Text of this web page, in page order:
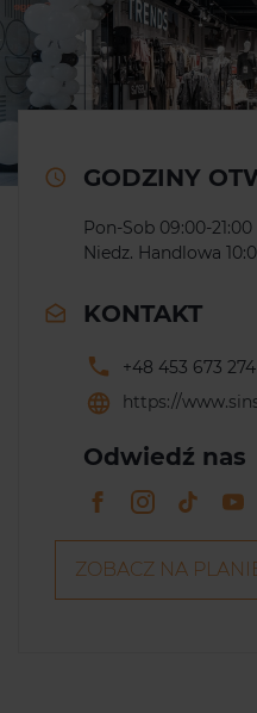
GODZINY
Pon-Sob 09:00-21:00
Niedz. Handlowa
KONTAKT
+48 453 673 274
https://
Odwiedź nas
ZOBACZ NA